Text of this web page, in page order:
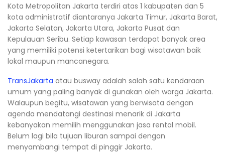
Kota Metropolitan Jakarta terdiri atas 1 kabupaten dan 5
kota administratif diantaranya Jakarta Timur, Jakarta Barat,
Jakarta Selatan, Jakarta Utara, Jakarta Pusat dan
Kepulauan Seribu. Setiap kawasan terdapat banyak area
yang memiliki potensi ketertarikan bagi wisatawan baik
lokal maupun mancanegara.
TransJakarta atau busway adalah salah satu kendaraan
umum yang paling banyak di gunakan oleh warga Jakarta.
Walaupun begitu, wisatawan yang berwisata dengan
agenda mendatangi destinasi menarik di Jakarta
kebanyakan memilih menggunakan jasa rental mobil.
Belum lagi bila tujuan liburan sampai dengan
menyambangi tempat di pinggir Jakarta.